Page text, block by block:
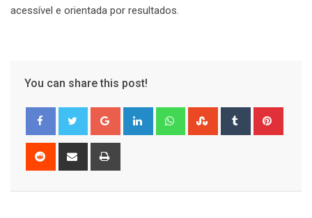
acessível e orientada por resultados.
You can share this post!
Google+ LinkedIn WhatsappStumbleUpon
Tumblr
Reddit
Share